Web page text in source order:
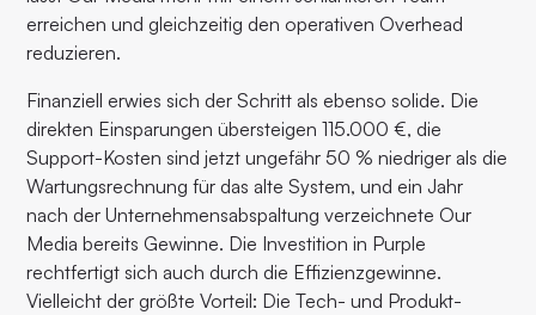
erreichen und gleichzeitig den operativen Overhead
reduzieren.
Finanziell erwies sich der Schritt als ebenso solide. Die
direkten Einsparungen übersteigen 115.000 €, die
Support-Kosten sind jetzt ungefähr 50 % niedriger als die
Wartungsrechnung für das alte System, und ein Jahr
nach der Unternehmensabspaltung verzeichnete Our
Media bereits Gewinne. Die Investition in Purple
rechtfertigt sich auch durch die Effizienzgewinne.
Vielleicht der größte Vorteil: Die Tech- und Produkt-